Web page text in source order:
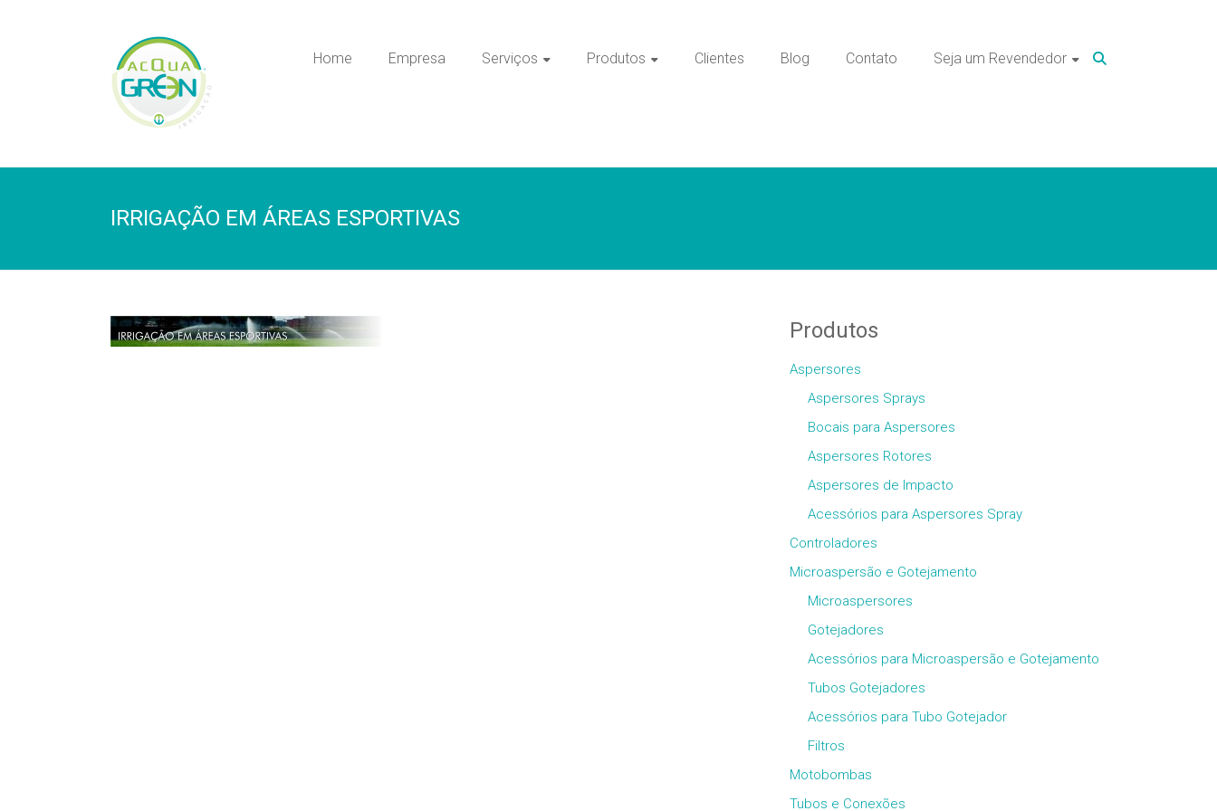
Acquagreen
Irrigação
Home Empresa Serviços Produtos Clientes Blog Contato Seja um Revendedor
IRRIGAÇÃO EM ÁREAS ESPORTIVAS
Produtos
Aspersores
Aspersores Sprays
Bocais para Aspersores
Aspersores Rotores
Aspersores de Impacto
Acessórios para Aspersores Spray
Controladores
Microaspersão e Gotejamento
Microaspersores
Gotejadores
Acessórios para Microaspersão e Gotejamento
Tubos Gotejadores
Acessórios para Tubo Gotejador
Filtros
Motobombas
Tubos e Conexões